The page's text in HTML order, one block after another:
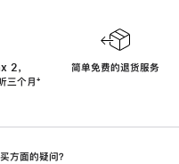
2，
三个月‍脚
‍⁺
简单免费的退货服务
面的疑问？